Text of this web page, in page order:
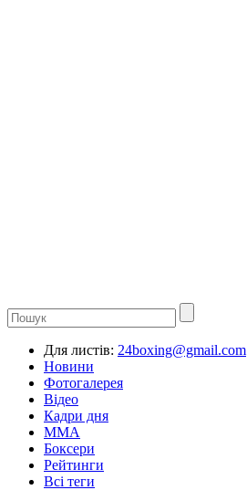
Для листів: 24boxing@gmail.com
Новини
Фотогалерея
Відео
Кадри дня
ММА
Боксери
Рейтинги
Всі теги